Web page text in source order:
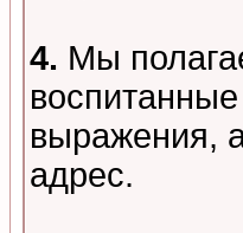
4. Мы
выражения,
адрес.